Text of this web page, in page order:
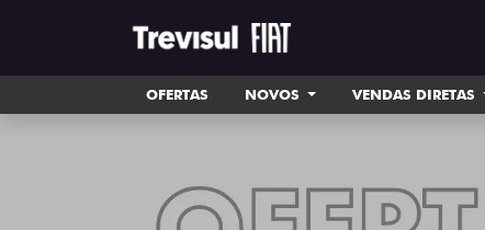
OFERTAS NOVOS VENDAS DIRETAS